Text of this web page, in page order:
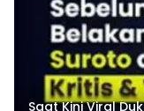
Saat Kini Viral